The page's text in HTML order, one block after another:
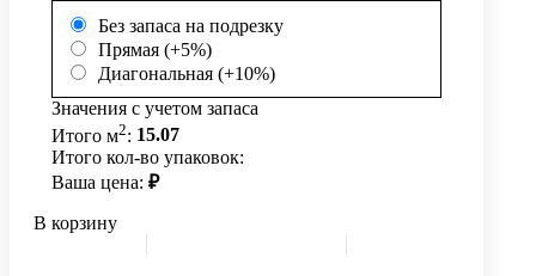
Без запаса на подрезку
Прямая (+5%)
Диагональная (+10%)
Значения с учетом запаса
Итого м2: 15.07
Итого кол-во упаковок:
Ваша цена: ₽
В корзину